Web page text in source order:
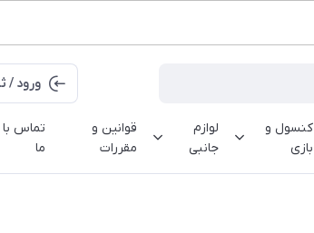
ورود /
کنسول و
بازی
لوازم
جانبی
قوانین و
مقررات
تماس با
ما